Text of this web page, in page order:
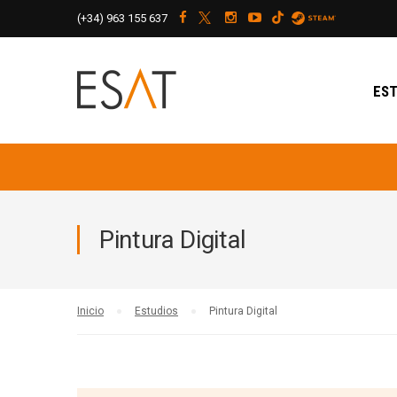
(+34) 963 155 637
Pintura Digital
Inicio Estudios Pintura Digital